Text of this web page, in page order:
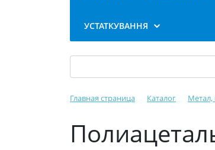
УСТАТКУВАННЯ
Главная страница Каталог Метал,